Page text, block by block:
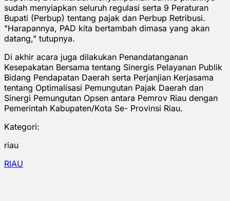
sudah menyiapkan seluruh regulasi serta 9 Peraturan
Bupati (Perbup) tentang pajak dan Perbup Retribusi.
"Harapannya, PAD kita bertambah dimasa yang akan
datang," tutupnya.
Di akhir acara juga dilakukan Penandatanganan
Kesepakatan Bersama tentang Sinergis Pelayanan Publik
Bidang Pendapatan Daerah serta Perjanjian Kerjasama
tentang Optimalisasi Pemungutan Pajak Daerah dan
Sinergi Pemungutan Opsen antara Pemrov Riau dengan
Pemerintah Kabupaten/Kota Se- Provinsi Riau.
Kategori:
riau
RIAU